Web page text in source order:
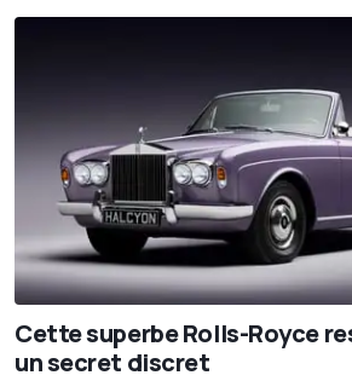
Cette superbe Rolls-Royce
un secret discret